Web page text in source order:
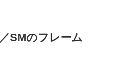
SMのフレーム